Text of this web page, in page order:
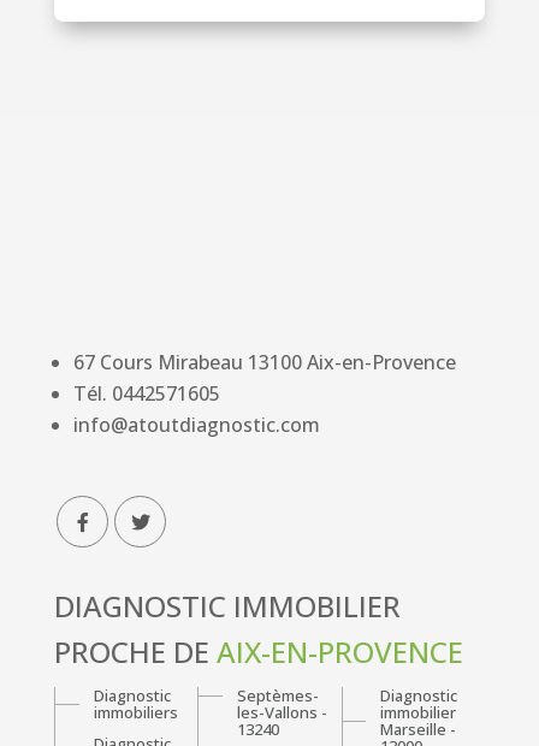
67 Cours Mirabeau 13100Aix-en-Provence
Tél. 0442571605
info@atoutdiagnostic.com
DIAGNOSTIC IMMOBILIER
PROCHE DE AIX-EN-PROVENCE
Diagnostic
immobiliers
Septèmes-
les-Vallons -
13240
Diagnostic
immobilier
Marseille -